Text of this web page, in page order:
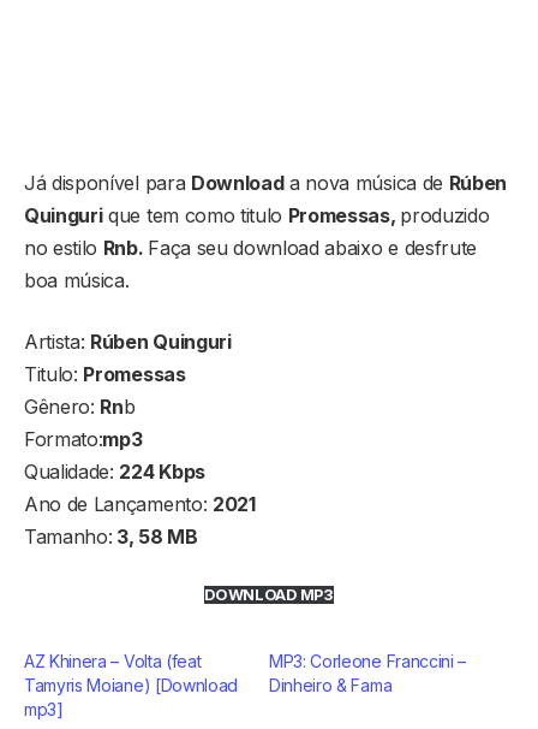
Já disponível para Downloada nova música de Rúben
Quingurique tem como titulo Promessas, produzido
no estilo Rnb. Faça seu download abaixo e desfrute
boa música.
Artista: Rúben Quinguri
Titulo: Promessas
Gênero: Rnb
Formato:mp3
Qualidade: 224 Kbps
Ano de Lançamento: 2021
Tamanho: 3, 58 MB
DOWNLOAD MP3
AZ Khinera – Volta (feat
Tamyris Moiane) [Download
mp3]
MP3: Corleone Franccini –
Dinheiro & Fama